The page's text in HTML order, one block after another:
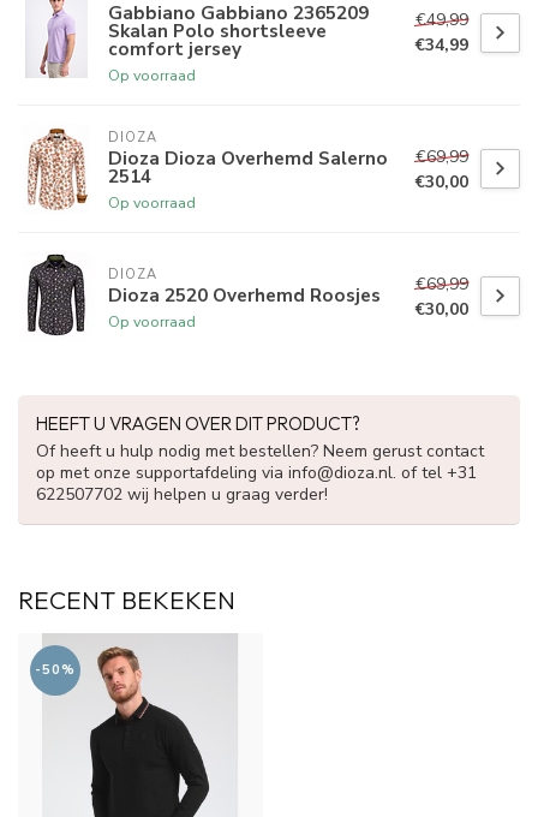
Gabbiano Gabbiano 2365209
Skalan Polo shortsleeve
comfort jersey
Op voorraad
€49,99
€34,99
DIOZA
Dioza Dioza Overhemd Salerno
2514
Op voorraad
€69,99
€30,00
DIOZA
Dioza 2520 Overhemd Roosjes
Op voorraad
€69,99
€30,00
HEEFT U VRAGEN OVER DIT PRODUCT?
Of heeft u hulp nodig met bestellen? Neem gerust contact
op met onze supportafdeling via info@dioza.nl. of tel +31
622507702 wij helpen u graag verder!
RECENT BEKEKEN
-50%